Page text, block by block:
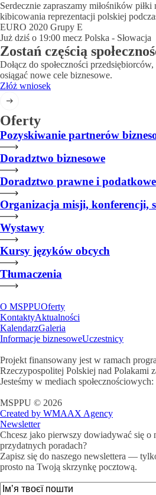
Serdecznie zapraszamy miłośników
kibicowania reprezentacji polskiej
EURO 2020 Grupy E
Już dziś o 19:00 mecz Polska - Słowacja
Zostań częścią
Dołącz do społeczności
osiągać nowe cele biznesowe.
Złóż wniosek
Oferty
Pozyskiwanie partnerów
Doradztwo biznesowe
Doradztwo prawne i podatkowe
Organizacja misji, konferencji,
Wystawy
Kursy języków obcych
Tłumaczenia
O MSPPUOferty
KontaktyAktualności
KalendarzGaleria
Informacje biznesoweUczestnicy
Projekt finansowany jest w ramach
Rzeczypospolitej Polskiej nad Polakami
Jesteśmy w mediach społecznościowych:
MSPPU © 2026
Created by WMAAX Agency
Newsletter
Chcesz jako pierwszy dowiadywać się o
przydatnych poradach?
Zapisz się do naszego newslettera —
prosto na Twoją skrzynkę pocztową.